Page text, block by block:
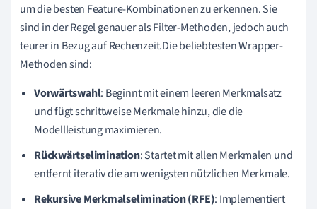
um die besten Feature-Kombinationen zu erkennen. Sie
sind in der Regel genauer als Filter-Methoden, jedoch auch
teurer in Bezug auf Rechenzeit.Die beliebtesten Wrapper-
Methoden sind:
Vorwärtswahl: Beginnt mit einem leeren Merkmalsatz
und fügt schrittweise Merkmale hinzu, die die
Modellleistung maximieren.
Rückwärtselimination: Startet mit allen Merkmalen und
entfernt iterativ die am wenigsten nützlichen Merkmale.
Rekursive Merkmalselimination (RFE): Implementiert